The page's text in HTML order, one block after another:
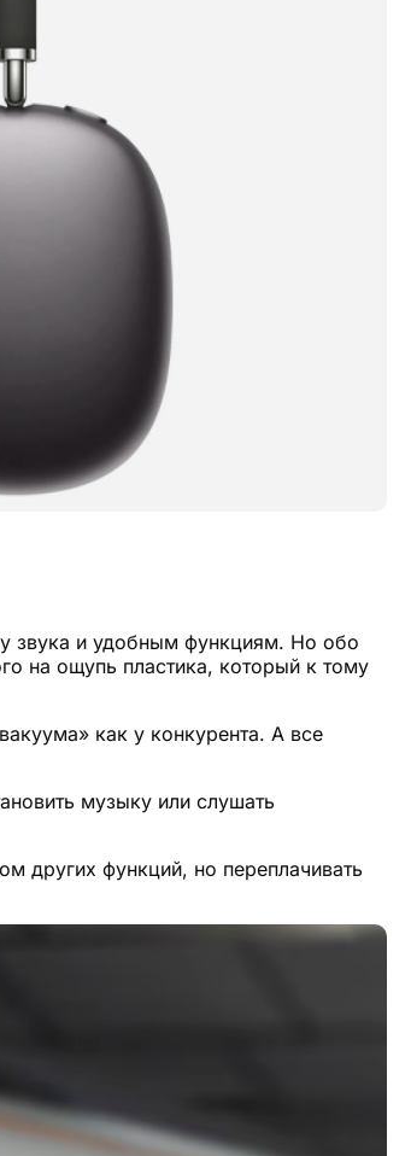
звука и удобным функциям. Но обо
на ощупь пластика, который к тому
как у конкурента. А все
музыку или слушать
других функций, но переплачивать